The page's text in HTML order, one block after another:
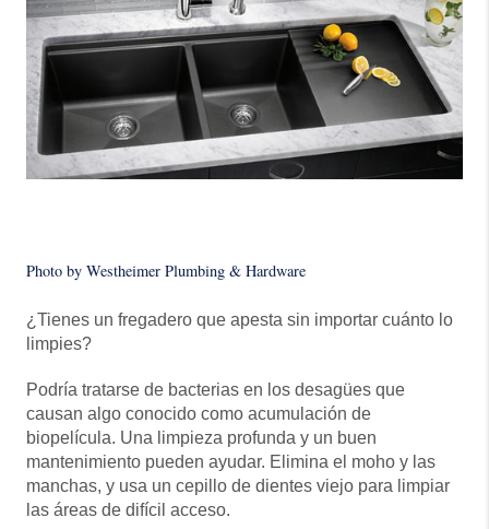
Photo by Westheimer Plumbing & Hardware
¿Tienes un fregadero que apesta sin importar cuánto lo
limpies?
Podría tratarse de bacterias en los desagües que
causan algo conocido como acumulación de
biopelícula. Una limpieza profunda y un buen
mantenimiento pueden ayudar. Elimina el moho y las
manchas, y usa un cepillo de dientes viejo para limpiar
las áreas de difícil acceso.